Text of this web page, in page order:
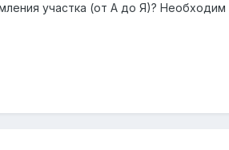
участка (от А до Я)? Необходим